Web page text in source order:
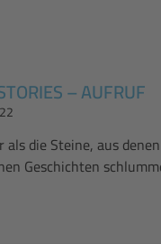
– AUFRUF
die Steine, aus
Geschichten